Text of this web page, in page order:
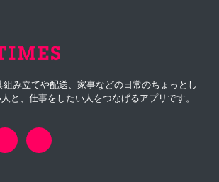
み立てや配送、家事などの日常のちょっとし
と、仕事をしたい人をつなげるアプリです。